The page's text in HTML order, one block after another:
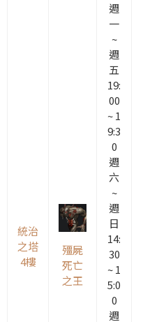
統治
之塔
4樓
殭屍
死亡
之王
週
一
~
週
五
19:
00
~ 1
9:3
0
週
六
~
週
日
14:
30
~ 1
5:0
0
週